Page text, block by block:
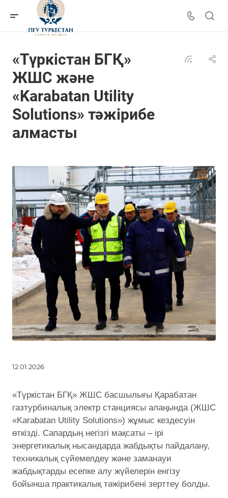
«Түркістан БГҚ»
ЖШС және
«Karabatan Utility
Solutions» тәжірибе
алмасты
12.01.2026
«Түркістан БГҚ» ЖШС басшылығы Қарабатан
газтурбиналық электр станциясы алаңында (ЖШС
«Karabatan Utility Solutions») жұмыс кездесуін
өткізді. Сапардың негізгі мақсаты – ірі
энергетикалық нысандарда жабдықты пайдалану,
техникалық сүйемелдеу және заманауи
жабдықтарды есепке алу жүйелерін енгізу
бойынша практикалық тәжірибені зерттеу болды.